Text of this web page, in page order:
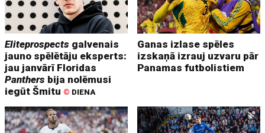
Eliteprospects galvenais
jauno spēlētāju eksperts:
jau janvārī Floridas
Panthers bija nolēmusi
iegūt Šmitu © DIENA
Ganas izlase spēles
izskaņā izrauj uzvaru pār
Panamas futbolistiem